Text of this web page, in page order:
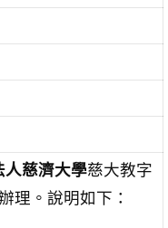
人慈濟大學慈大教字
理。說明如下：